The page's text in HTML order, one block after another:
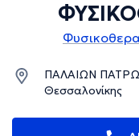
ΠΑΛΑΙΩΝ
Θεσσαλονίκης